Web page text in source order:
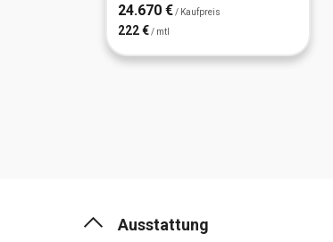
24.670 € / Kaufpreis
222 € / mtl
Ausstattung